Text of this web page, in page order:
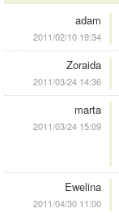
adam
2011/02/10 19:34
Zoraida
2011/03/24 14:36
marta
2011/03/24 15:09
Ewelina
2011/04/30 11:00